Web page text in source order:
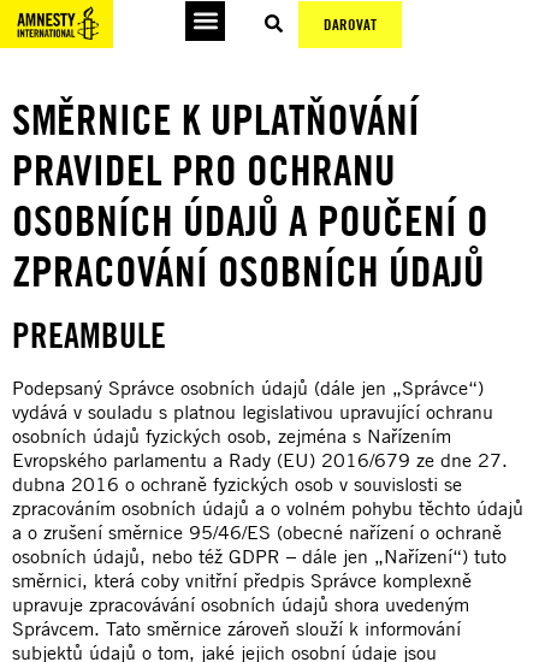
DAROVAT
SMĚRNICE K UPLATŇOVÁNÍ
PRAVIDEL PRO OCHRANU
OSOBNÍCH ÚDAJŮ A POUČENÍ O
ZPRACOVÁNÍ OSOBNÍCH ÚDAJŮ
PREAMBULE
Podepsaný Správce osobních údajů (dále jen „Správce“)
vydává v souladu s platnou legislativou upravující ochranu
osobních údajů fyzických osob, zejména s Nařízením
Evropského parlamentu a Rady (EU) 2016/679 ze dne 27.
dubna 2016 o ochraně fyzických osob v souvislosti se
zpracováním osobních údajů a o volném pohybu těchto údajů
a o zrušení směrnice 95/46/ES (obecné nařízení o ochraně
osobních údajů, nebo též GDPR – dále jen „Nařízení“) tuto
směrnici, která coby vnitřní předpis Správce komplexně
upravuje zpracovávání osobních údajů shora uvedeným
Správcem. Tato směrnice zároveň slouží k informování
subjektů údajů o tom, jaké jejich osobní údaje jsou